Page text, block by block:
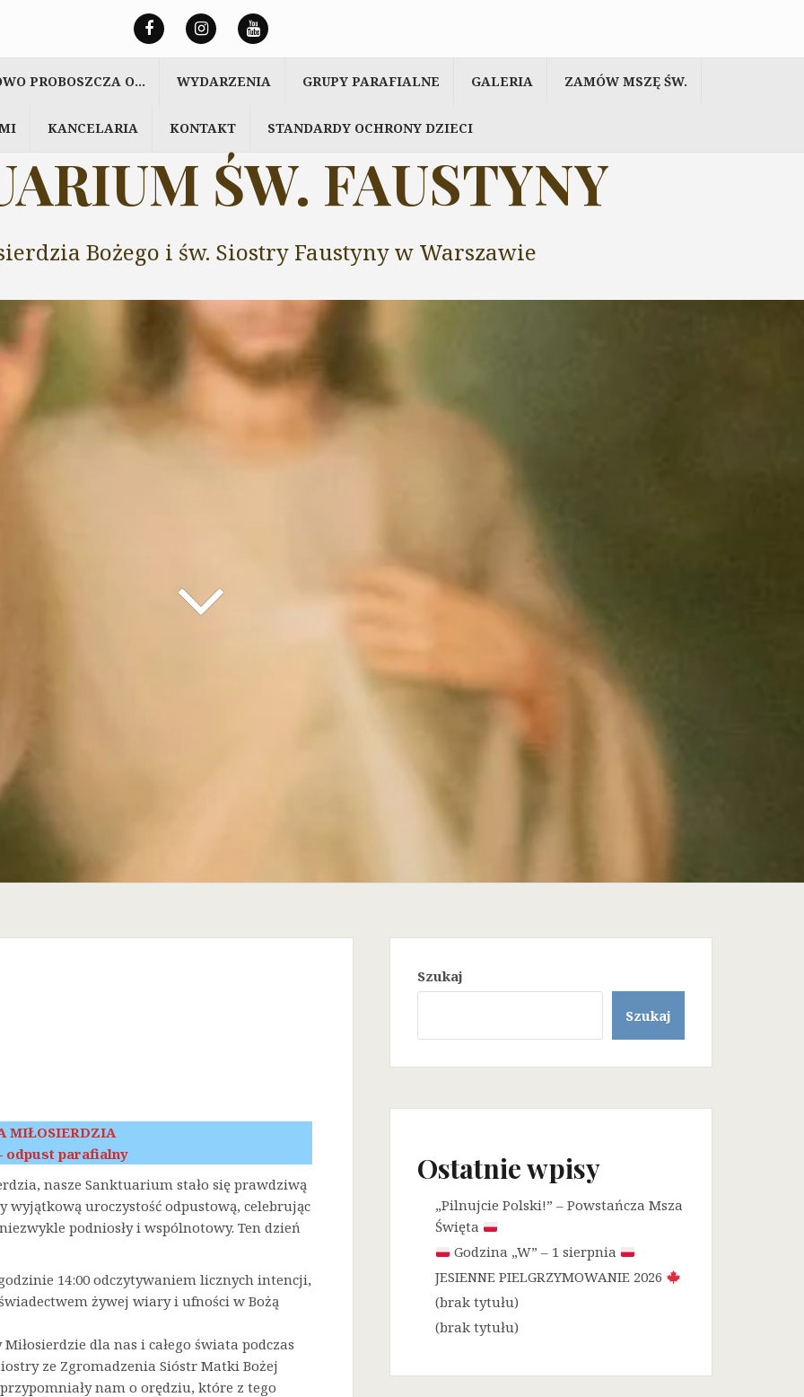
PROBOSZCZA O… WYDARZENIA GRUPY PARAFIALNE GALERIA ZAMÓW MSZĘ ŚW.
KANCELARIA KONTAKT STANDARDY OCHRONY DZIECI
ŚW. FAUSTYNY
Bożego i św. Siostry Faustyny w Warszawie
MIŁOSIERDZIA
odpust parafialny
nasze Sanktuarium stało się prawdziwą
wyjątkową uroczystość odpustową, celebrując
podniosły i wspólnotowy. Ten dzień
14:00 odczytywaniem licznych intencji,
żywej wiary i ufności w Bożą
dla nas i całego świata podczas
ze Zgromadzenia Sióstr Matki Bożej
nam o orędziu, które z tego
Szukaj
Szukaj
Ostatnie wpisy
„Pilnujcie Polski!” – Powstańcza Msza
Święta
Godzina „W” – 1 sierpnia
JESIENNE PIELGRZYMOWANIE 2026
(brak tytułu)
(brak tytułu)